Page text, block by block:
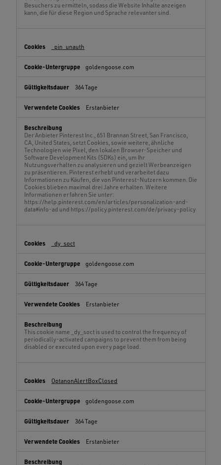
Besuchers zu ermitteln, sodass die Website Inhalte anzeigen
kann, die für diese Region und Sprache relevanter sind.
_pin_unauth
goldengoose.com
364 Tage
Erstanbieter
Der Anbieter Pinterest Inc., 651 Brannan Street, San Francisco,
CA, United States, setzt Cookies, sowie weitere, ähnliche
Technologien wie Pixel, den lokalen Browser-Speicher und
Software Development Kits (SDKs) ein, um Ihr
Nutzungsverhalten zu analysieren und gezielt Werbeanzeigen
zu präsentieren. Pinterest erhebt und verarbeitet dazu
Informationen zu Käufen, die von Pinterest-Nutzern kommen. Die
Cookies blieben maximal drei Jahre erhalten. Weitere
Informationen erfahren Sie unter:
https://help.pinterest.com/en/articles/personalization-and-
data#info-ad und https://policy.pinterest.com/de/privacy-policy
_dy_soct
goldengoose.com
364 Tage
Erstanbieter
This cookie name _dy_soct is used to control the frequency of
periodically-activated campaigns to prevent them from being
disabled or executed upon every page load.
OptanonAlertBoxClosed
goldengoose.com
364 Tage
Erstanbieter